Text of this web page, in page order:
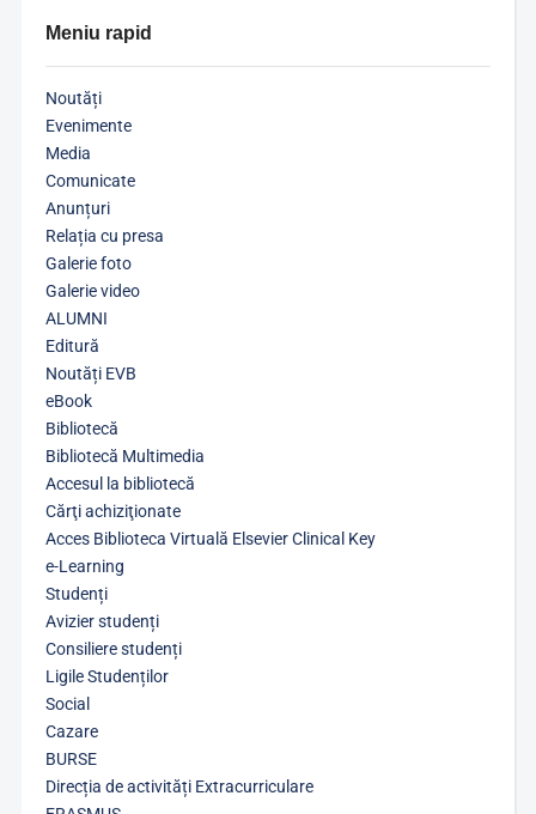
Meniu rapid
Noutăți
Evenimente
Media
Comunicate
Anunțuri
Relația cu presa
Galerie foto
Galerie video
ALUMNI
Editură
Noutăți EVB
eBook
Bibliotecă
Bibliotecă Multimedia
Accesul la bibliotecă
Cărţi achiziţionate
Acces Biblioteca Virtuală Elsevier Clinical Key
e-Learning
Studenți
Avizier studenți
Consiliere studenți
Ligile Studenților
Social
Cazare
BURSE
Direcția de activități Extracurriculare